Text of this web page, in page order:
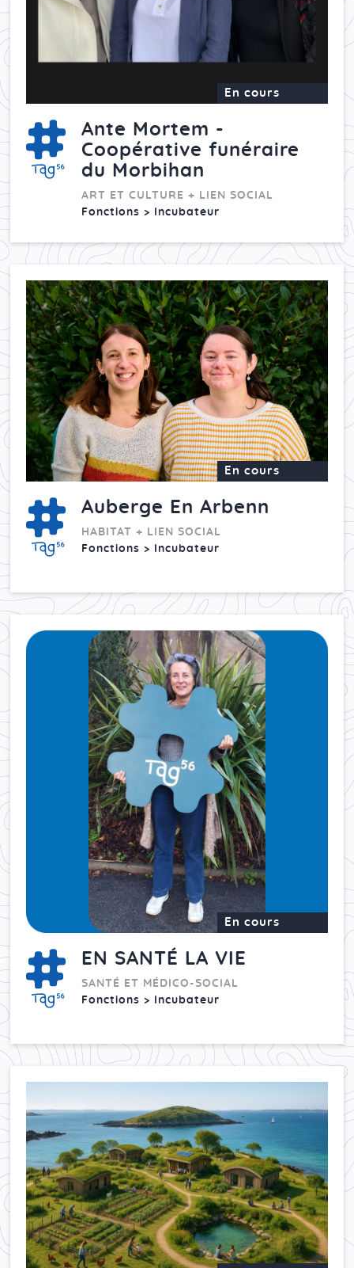
En cours
Ante Mortem -
Coopérative funéraire
du Morbihan
ART ET CULTURE + LIEN SOCIAL
Fonctions > Incubateur
En cours
Auberge En Arbenn
HABITAT + LIEN SOCIAL
Fonctions > Incubateur
En cours
EN SANTÉ LA VIE
SANTÉ ET MÉDICO-SOCIAL
Fonctions > Incubateur